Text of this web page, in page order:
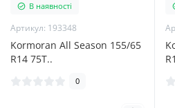
В наявності
Артикул: 193348
Kormoran All Season 155/65
R14 75T..
0